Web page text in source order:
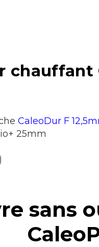
CaleoDur F
25mm
sans